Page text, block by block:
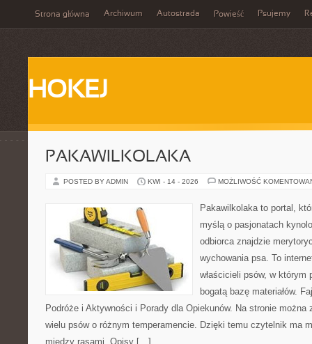
Strona główna Archiwum Autostrada Powieść Psujemy
HOKEJ
PAKAWILKOLAKA
POSTED BY ADMIN KWI - 14 - 2026 MOŻLIWOŚĆ
Pakawilkolaka to portal,
myślą o pasjonatach
odbiorca znajdzie
wychowania psa. To
właścicieli psów, w którym
bogatą bazę materiałów.
Podróże i Aktywności i Porady dla Opiekunów. Na stronie można
wielu psów o różnym temperamencie. Dzięki temu czytelnik ma
między rasami. Opisy […]